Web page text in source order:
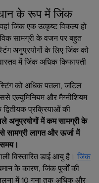
के रूप में जिंक
जिंक एक उत्कृष्ट विकल्प हो
सामग्री के वजन पर बहुत
अनुप्रयोगों के लिए जिंक को
में जिंक अधिक किफायती
को अधिक पतला, जटिल
एल्युमिनियम और मैग्नीशियम
प्रक्रियाओं की
अनुप्रयोगों में कम सामग्री के
सामग्री लागत और ऊर्जा में
विस्तारित डाई आयु है। जिंक
के कारण, जिंक पुर्जों की
में 10 गुना तक अधिक और